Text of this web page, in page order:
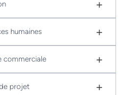
+
humaines +
commerciale +
projet +